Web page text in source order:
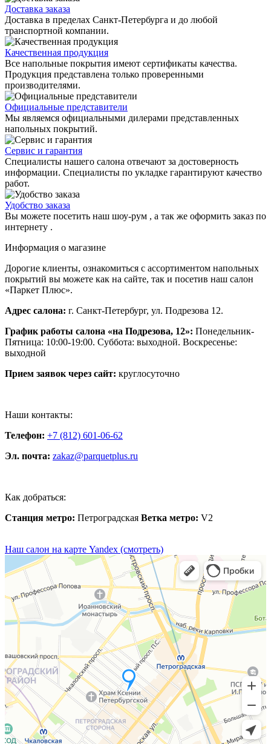
Доставка заказа
Доставка в пределах Санкт-Петербурга и до любой
транспортной компании.
Качественная продукция
Все напольные покрытия имеют сертификаты качества.
Продукция представлена только проверенными
производителями.
Официальные представители
Мы являемся официальными дилерами представленных
напольных покрытий.
Сервис и гарантия
Специалисты нашего салона отвечают за достоверность
информации. Специалисты по укладке гарантируют качество
работ.
Удобство заказа
Вы можете посетить наш шоу-рум , а так же оформить заказ по
интернету .
Информация о магазине
Дорогие клиенты, ознакомиться с ассортиментом напольных
покрытий вы можете как на сайте, так и посетив наш салон
«Паркет Плюс».
Адрес салона: г. Санкт-Петербург, ул. Подрезова 12.
График работы салона «на Подрезова, 12»: Понедельник-
Пятница: 10:00-19:00. Суббота: выходной. Воскресенье:
выходной
Прием заявок через сайт: круглосуточно
Наши контакты:
Телефон: +7 (812) 601-06-62
Эл. почта: zakaz@parquetplus.ru
Как добраться:
Станция метро: Петроградская Ветка метро: V2
Наш салон на карте Yandex (смотреть)